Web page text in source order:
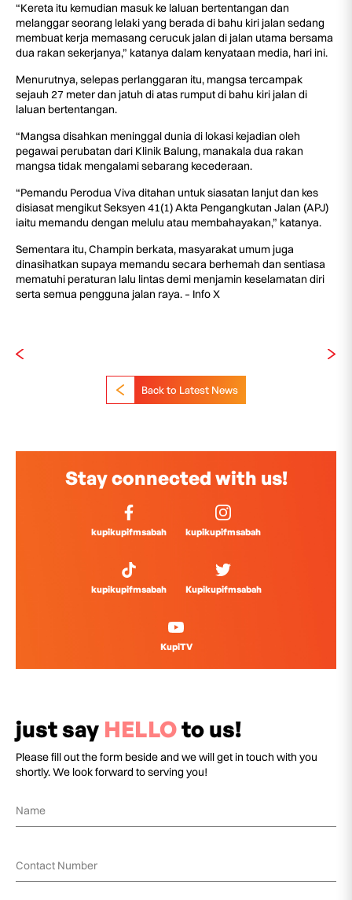
“Kereta itu kemudian masuk ke laluan bertentangan dan
melanggar seorang lelaki yang berada di bahu kiri jalan sedang
membuat kerja memasang cerucuk jalan di jalan utama bersama
dua rakan sekerjanya,” katanya dalam kenyataan media, hari ini.
Menurutnya, selepas perlanggaran itu, mangsa tercampak
sejauh 27 meter dan jatuh di atas rumput di bahu kiri jalan di
laluan bertentangan.
“Mangsa disahkan meninggal dunia di lokasi kejadian oleh
pegawai perubatan dari Klinik Balung, manakala dua rakan
mangsa tidak mengalami sebarang kecederaan.
“Pemandu Perodua Viva ditahan untuk siasatan lanjut dan kes
disiasat mengikut Seksyen 41(1) Akta Pengangkutan Jalan (APJ)
iaitu memandu dengan melulu atau membahayakan,” katanya.
Sementara itu, Champin berkata, masyarakat umum juga
dinasihatkan supaya memandu secara berhemah dan sentiasa
mematuhi peraturan lalu lintas demi menjamin keselamatan diri
serta semua pengguna jalan raya. – Info X
Back to Latest News
Stay connected with us!
kupikupifmsabah kupikupifmsabah
kupikupifmsabah Kupikupifmsabah
KupiTV
just say HELLOto us!
Please fill out the form beside and we will get in touch with you
shortly. We look forward to serving you!